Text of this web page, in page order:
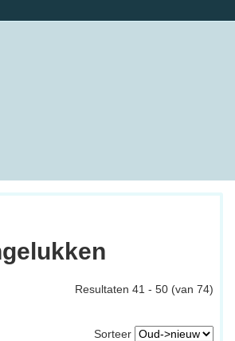
Resultaten 41 - 50 (van 74)
Sorteer